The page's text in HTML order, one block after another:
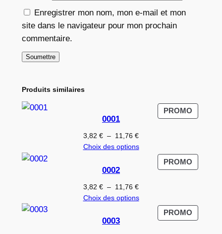
Enregistrer mon nom, mon e-mail et mon
site dans le navigateur pour mon prochain
commentaire.
Produits similaires
PROMO
EN
0001
3,82 € – 11,76 €Plage
de
3,82 €
11,76 €
Choix des options
PROMO
EN
0002
3,82 € – 11,76 €Plage
de
3,82 €
Choix des options
PROMO
EN
0003